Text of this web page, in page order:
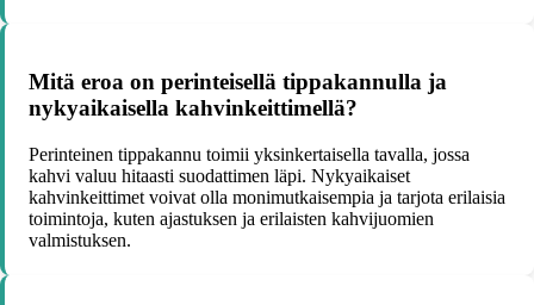
Mitä eroa on perinteisellä tippakannulla ja
nykyaikaisella kahvinkeittimellä?
Perinteinen tippakannu toimii yksinkertaisella tavalla, jossa
kahvi valuu hitaasti suodattimen läpi. Nykyaikaiset
kahvinkeittimet voivat olla monimutkaisempia ja tarjota erilaisia
toimintoja, kuten ajastuksen ja erilaisten kahvijuomien
valmistuksen.